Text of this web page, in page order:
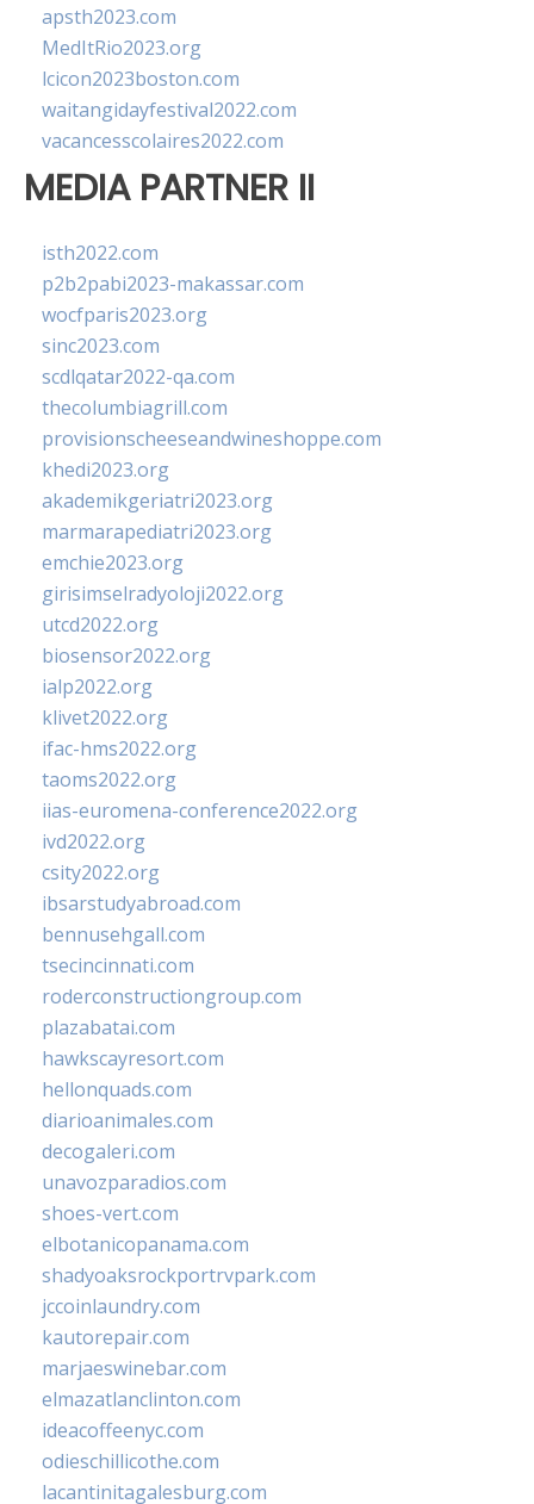
apsth2023.com
MedItRio2023.org
lcicon2023boston.com
waitangidayfestival2022.com
vacancesscolaires2022.com
MEDIA PARTNER II
isth2022.com
p2b2pabi2023-makassar.com
wocfparis2023.org
sinc2023.com
scdlqatar2022-qa.com
thecolumbiagrill.com
provisionscheeseandwineshoppe.com
khedi2023.org
akademikgeriatri2023.org
marmarapediatri2023.org
emchie2023.org
girisimselradyoloji2022.org
utcd2022.org
biosensor2022.org
ialp2022.org
klivet2022.org
ifac-hms2022.org
taoms2022.org
iias-euromena-conference2022.org
ivd2022.org
csity2022.org
ibsarstudyabroad.com
bennusehgall.com
tsecincinnati.com
roderconstructiongroup.com
plazabatai.com
hawkscayresort.com
hellonquads.com
diarioanimales.com
decogaleri.com
unavozparadios.com
shoes-vert.com
elbotanicopanama.com
shadyoaksrockportrvpark.com
jccoinlaundry.com
kautorepair.com
marjaeswinebar.com
elmazatlanclinton.com
ideacoffeenyc.com
odieschillicothe.com
lacantinitagalesburg.com